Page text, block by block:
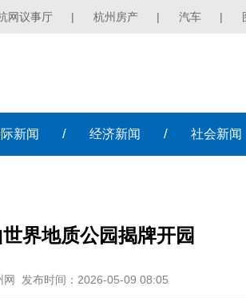
网议事厅 | 杭州房产 | 汽车 |
新闻 / 经济新闻 / 社会新闻
界地质公园揭牌开园
网 发布时间：2026-05-09 08:05